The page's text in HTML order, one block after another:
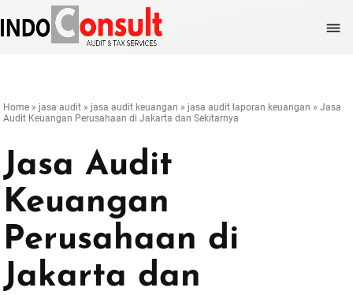

Home » jasa audit » jasa audit keuangan » jasa audit laporan keuangan »Jasa
Audit Keuangan Perusahaan di Jakarta dan Sekitarnya
Jasa Audit
Keuangan
Perusahaan di
Jakarta dan